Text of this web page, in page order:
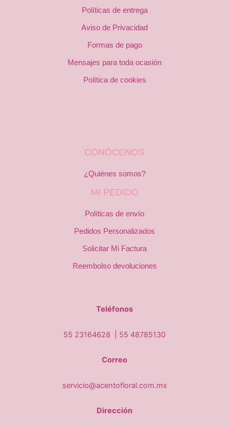
Políticas de entrega
Aviso de Privacidad
Formas de pago
Mensajes para toda ocasión
Política de cookies
CONÓCENOS
¿Quiénes somos?
MI PEDIDO
Políticas de envío
Pedidos Personalizados
Solicitar Mi Factura
Reembolso devoluciones
Teléfonos
55 23164628 | 55 48785130
Correo
servicio@acentofloral.com.mx
Dirección